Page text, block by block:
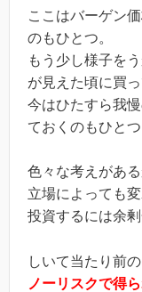
ここはバーゲン
のもひとつ。
もう少し様子を
が見えた頃に買
今はひたすら我
ておくのもひとつ
色々な考えがあ
立場によっても
投資するには余
しいて当たり前
ノーリスクで得